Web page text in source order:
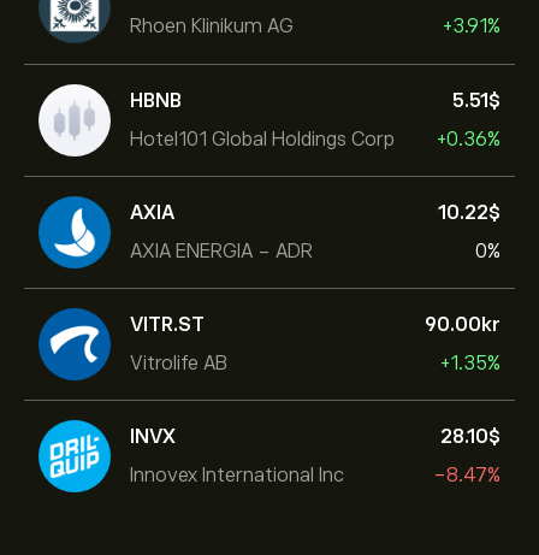
Rhoen Klinikum AG
+3.91%
HBNB
Hotel101 Global Holdings Corp
5.51‎$‎
+0.36%
AXIA
AXIA ENERGIA - ADR
10.22‎$‎
0%
VITR.ST
Vitrolife AB
90.00‎kr‎
+1.35%
INVX
Innovex International Inc
28.10‎$‎
-8.47%